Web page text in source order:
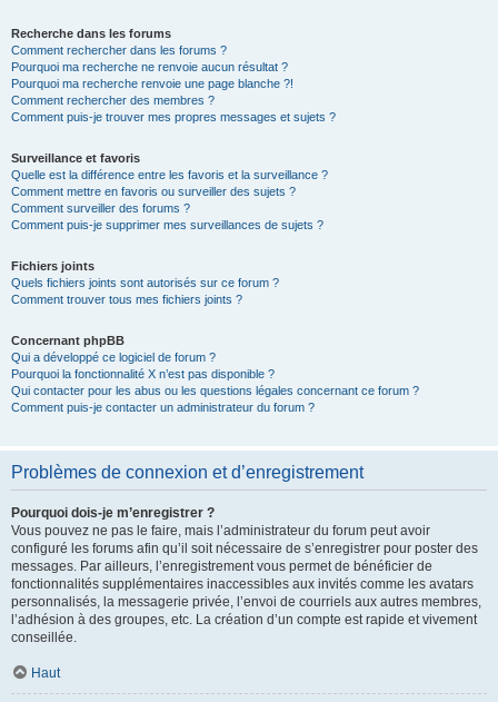
Recherche dans les forums
Comment rechercher dans les forums ?
Pourquoi ma recherche ne renvoie aucun résultat ?
Pourquoi ma recherche renvoie une page blanche ?!
Comment rechercher des membres ?
Comment puis-je trouver mes propres messages et sujets ?
Surveillance et favoris
Quelle est la différence entre les favoris et la surveillance ?
Comment mettre en favoris ou surveiller des sujets ?
Comment surveiller des forums ?
Comment puis-je supprimer mes surveillances de sujets ?
Fichiers joints
Quels fichiers joints sont autorisés sur ce forum ?
Comment trouver tous mes fichiers joints ?
Concernant phpBB
Qui a développé ce logiciel de forum ?
Pourquoi la fonctionnalité X n’est pas disponible ?
Qui contacter pour les abus ou les questions légales concernant ce forum ?
Comment puis-je contacter un administrateur du forum ?
Problèmes de connexion et d’enregistrement
Pourquoi dois-je m’enregistrer ?
Vous pouvez ne pas le faire, mais l’administrateur du forum peut avoir
configuré les forums afin qu’il soit nécessaire de s’enregistrer pour poster des
messages. Par ailleurs, l’enregistrement vous permet de bénéficier de
fonctionnalités supplémentaires inaccessibles aux invités comme les avatars
personnalisés, la messagerie privée, l’envoi de courriels aux autres membres,
l’adhésion à des groupes, etc. La création d’un compte est rapide et vivement
conseillée.
Haut